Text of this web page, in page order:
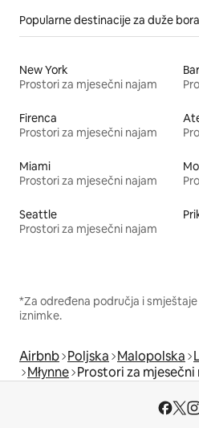
Popularne destinacije za duže
New York
Prostori za mjesečni najam
Firenca
Prostori za mjesečni najam
Miami
Prostori za mjesečni najam
Seattle
Prostori za mjesečni najam
*Za određena područja i
iznimke.
Airbnb Poljska Malopolska
Młynne Prostori za mjesečni